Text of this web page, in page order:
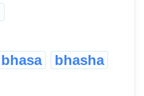
bhasa bhasha